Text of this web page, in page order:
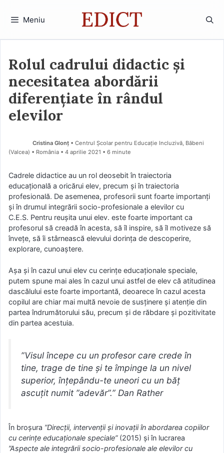
Meniu
Rolul cadrului didactic și
necesitatea abordării
diferențiate în rândul
elevilor
Cristina Glonț • Centrul Școlar pentru Educație Incluzivă, Băbeni
(Valcea) • România
4 aprilie 2021 • 6 minute
Cadrele didactice au un rol deosebit în traiectoria
educațională a oricărui elev, precum și în traiectoria
profesională. De asemenea, profesorii sunt foarte importanți
și în drumul integrării socio-profesionale a elevilor cu
C.E.S. Pentru reușita unui elev. este foarte important ca
profesorul să creadă în acesta, să îl inspire, să îl motiveze să
învețe, să îi stârnească elevului dorința de descoperire,
explorare, cunoaștere.
Așa și în cazul unui elev cu cerințe educaționale speciale,
putem spune mai ales în cazul unui astfel de elev că atitudinea
dascălului este foarte importantă, deoarece în cazul acesta
copilul are chiar mai multă nevoie de susținere și atenție din
partea îndrumătorului său, precum și de răbdare și pozitivitate
din partea acestuia.
”Visul începe cu un profesor care crede în
tine, trage de tine și te împinge la un nivel
superior, înțepându-te uneori cu un băț
ascuțit numit ”adevăr”.” Dan Rather
În broșura ”Direcții, intervenții și inovații în abordarea copiilor
cu cerințe educaționale speciale”(2015) și în lucrarea
”Aspecte ale integrării socio-profesionale ale elevilor cu